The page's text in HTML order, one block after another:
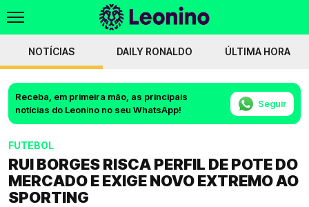
NOTÍCIAS DAILY RONALDO ÚLTIMA HORA
Receba, em primeira mão, as principais
notícias do Leonino no seu WhatsApp!
Seguir
FUTEBOL
RUI BORGES RISCA PERFIL DE POTE DO
MERCADO E EXIGE NOVO EXTREMO AO
SPORTING